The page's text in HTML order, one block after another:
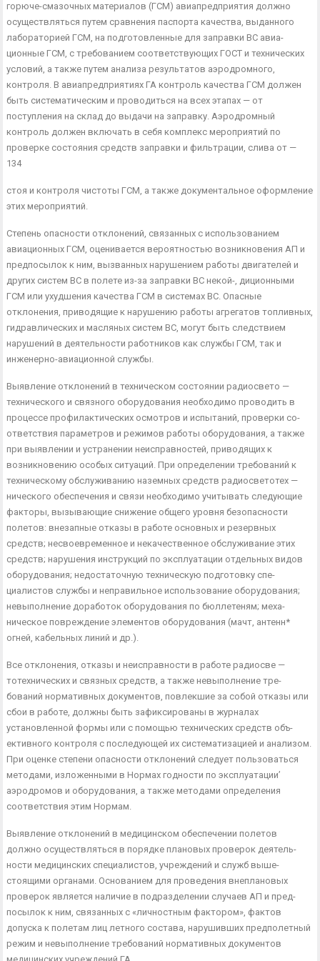
горюче-смазочных материалов (ГСМ) авиапредприятия должно
осуществляться путем сравнения паспорта качества, выданного
лабораторией ГСМ, на подготовленные для заправки ВС авиа­
ционные ГСМ, с требованием соответствующих ГОСТ и техни­ческих
условий, а также путем анализа результатов аэродром­ного,
контроля. В авиапредприятиях ГА контроль качества ГСМ должен
быть систематическим и проводиться на всех этапах — от
поступления на склад до выдачи на заправку. Аэродромный
контроль должен включать в себя комплекс мероприятий по
проверке состояния средств заправки и фильтрации, слива от —
134
стоя и контроля чистоты ГСМ, а также документальное оформ­ление
этих мероприятий.
Степень опасности отклонений, связанных с использованием
авиационных ГСМ, оценивается вероятностью возникновения АП и
предпосылок к ним, вызванных нарушением работы дви­гателей и
других систем ВС в полете из-за заправки ВС некой-, диционными
ГСМ или ухудшения качества ГСМ в системах ВС. Опасные
отклонения, приводящие к нарушению работы агрега­тов топливных,
гидравлических и масляных систем ВС, могут быть следствием
нарушений в деятельности работников как службы ГСМ, так и
инженерно-авиационной службы.
Выявление отклонений в техническом состоянии радиосвето —
технического и связного оборудования необходимо проводить в
процессе профилактических осмотров и испытаний, проверки со­
ответствия параметров и режимов работы оборудования, а так­же
при выявлении и устранении неисправностей, приводящих к
возникновению особых ситуаций. При определении требований к
техническому обслуживанию наземных средств радиосветотех —
нического обеспечения и связи необходимо учитывать следую­щие
факторы, вызывающие снижение общего уровня безопасно­сти
полетов: внезапные отказы в работе основных и резервных
средств; несвоевременное и некачественное обслуживание этих
средств; нарушения инструкций по эксплуатации отдельных ви­дов
оборудования; недостаточную техническую подготовку спе­
циалистов службы и неправильное использование оборудования;
невыполнение доработок оборудования по бюллетеням; меха­
ническое повреждение элементов оборудования (мачт, антенн*
огней, кабельных линий и др.).
Все отклонения, отказы и неисправности в работе радиосве —
тотехнических и связных средств, а также невыполнение тре­
бований нормативных документов, повлекшие за собой отказы или
сбои в работе, должны быть зафиксированы в журналах
установленной формы или с помощью технических средств объ­
ективного контроля с последующей их систематизацией и ана­лизом.
При оценке степени опасности отклонений следует поль­зоваться
методами, изложенными в Нормах годности по экс­плуатации’
аэродромов и оборудования, а также методами оп­ределения
соответствия этим Нормам.
Выявление отклонений в медицинском обеспечении полетов
должно осуществляться в порядке плановых проверок деятель­
ности медицинских специалистов, учреждений и служб выше­
стоящими органами. Основанием для проведения внеплановых
проверок является наличие в подразделении случаев АП и пред­
посылок к ним, связанных с «личностным фактором», фактов
допуска к полетам лиц летного состава, нарушивших предпо­летный
режим и невыполнение требований нормативных доку­ментов